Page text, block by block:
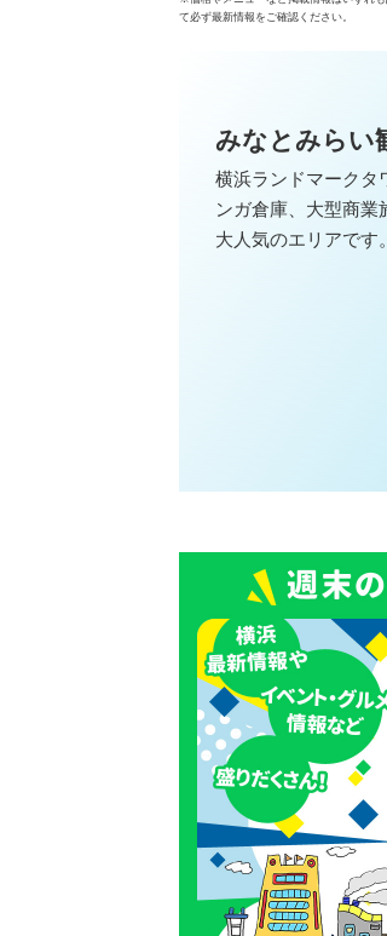
て必ず最新情報をご確認ください。
みなとみらい
横浜ランドマークタ
ンガ倉庫、大型商業
大人気のエリアです。